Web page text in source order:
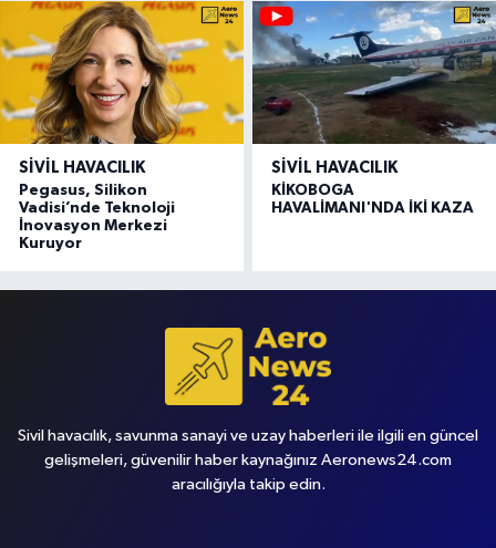
SIVIL HAVACILIK
Pegasus, Silikon
Vadisi’nde Teknoloji
İnovasyon Merkezi
Kuruyor
SIVIL HAVACILIK
KİKOBOGA
HAVALİMANI'NDA İKİ KAZA
Sivil havacılık, savunma sanayi ve uzay haberleri ile ilgili en güncel
gelişmeleri, güvenilir haber kaynağınız Aeronews24.com
aracılığıyla takip edin.